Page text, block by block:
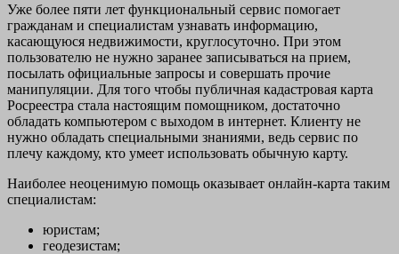
Уже более пяти лет функциональный сервис помогает
гражданам и специалистам узнавать информацию,
касающуюся недвижимости, круглосуточно. При этом
пользователю не нужно заранее записываться на прием,
посылать официальные запросы и совершать прочие
манипуляции. Для того чтобы публичная кадастровая карта
Росреестра стала настоящим помощником, достаточно
обладать компьютером с выходом в интернет. Клиенту не
нужно обладать специальными знаниями, ведь сервис по
плечу каждому, кто умеет использовать обычную карту.
Наиболее неоценимую помощь оказывает онлайн-карта таким
специалистам:
юристам;
геодезистам;